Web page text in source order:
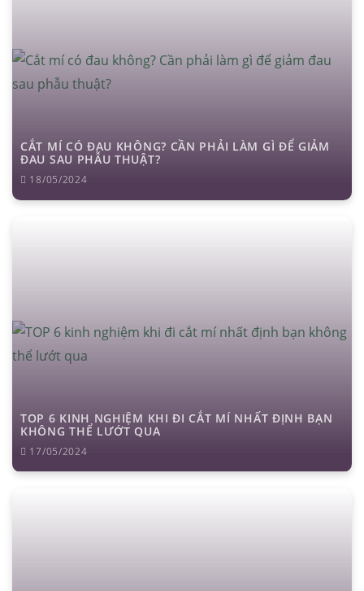
CẮT MÍ CÓ ĐAU KHÔNG? CẦN PHẢI LÀM GÌ ĐỂ GIẢM
ĐAU SAU PHẪU THUẬT?
18/05/2024
TOP 6 KINH NGHIỆM KHI ĐI CẮT MÍ NHẤT ĐỊNH BẠN
KHÔNG THỂ LƯỚT QUA
17/05/2024